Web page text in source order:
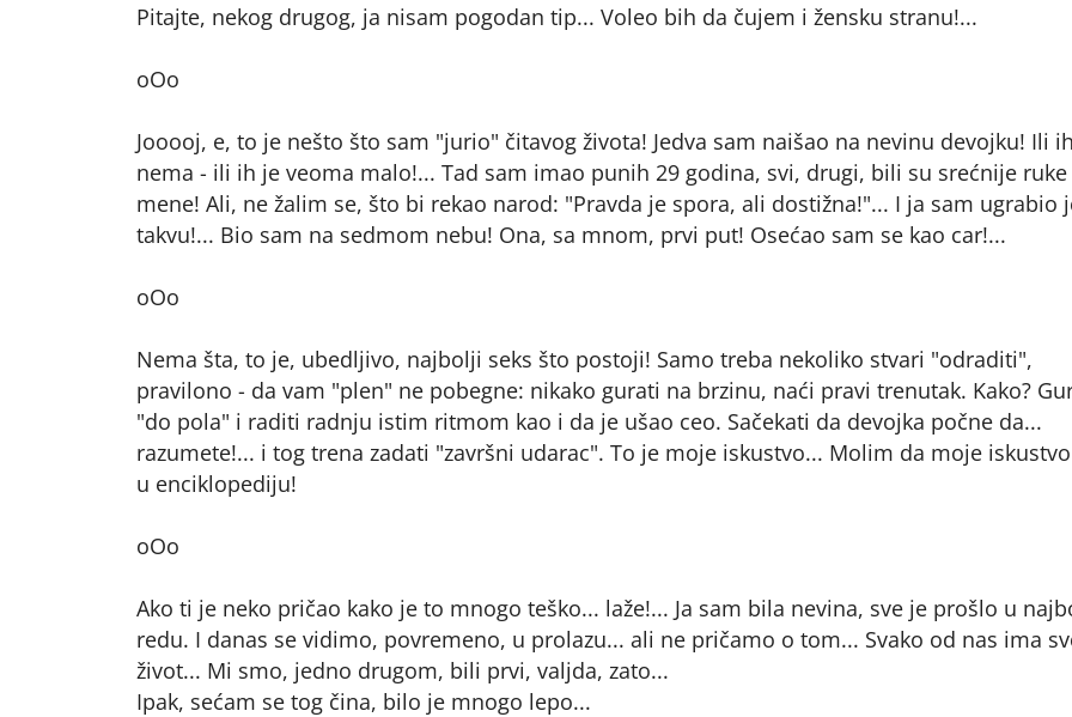
Pitajte, nekog drugog, ja nisam pogodan tip... Voleo bih da čujem i žensku stranu!...
oOo
Jooooj, e, to je nešto što sam "jurio" čitavog života! Jedva sam naišao na nevinu devojku! Ili ih
nema - ili ih je veoma malo!... Tad sam imao punih 29 godina, svi, drugi, bili su srećnije ruke
mene! Ali, ne žalim se, što bi rekao narod: "Pravda je spora, ali dostižna!"... I ja sam ugrabio
takvu!... Bio sam na sedmom nebu! Ona, sa mnom, prvi put! Osećao sam se kao car!...
oOo
Nema šta, to je, ubedljivo, najbolji seks što postoji! Samo treba nekoliko stvari "odraditi",
pravilono - da vam "plen" ne pobegne: nikako gurati na brzinu, naći pravi trenutak. Kako?
"do pola" i raditi radnju istim ritmom kao i da je ušao ceo. Sačekati da devojka počne da...
razumete!... i tog trena zadati "završni udarac". To je moje iskustvo... Molim da moje
u enciklopediju!
oOo
Ako ti je neko pričao kako je to mnogo teško... laže!... Ja sam bila nevina, sve je prošlo u
redu. I danas se vidimo, povremeno, u prolazu... ali ne pričamo o tom... Svako od nas ima
život... Mi smo, jedno drugom, bili prvi, valjda, zato...
Ipak, sećam se tog čina, bilo je mnogo lepo...